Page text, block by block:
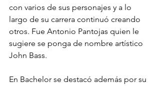
con varios de sus personajes y a lo
largo de su carrera continuó creando
otros. Fue Antonio Pantojas quien le
sugiere se ponga de nombre artístico
John Bass.
En Bachelor se destacó además por su